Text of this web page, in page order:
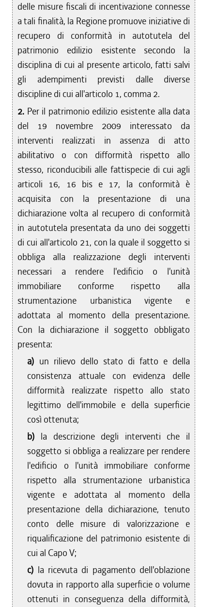
delle misure fiscali di incentivazione connesse
a tali finalità, la Regione promuove iniziative di
recupero di conformità in autotutela del
patrimonio edilizio esistente secondo la
disciplina di cui al presente articolo, fatti salvi
gli adempimenti previsti dalle diverse
discipline di cui all'articolo 1, comma 2.
2. Per il patrimonio edilizio esistente alla data
del 19 novembre 2009 interessato da
interventi realizzati in assenza di atto
abilitativo o con difformità rispetto allo
stesso, riconducibili alle fattispecie di cui agli
articoli 16, 16 bis e 17, la conformità è
acquisita con la presentazione di una
dichiarazione volta al recupero di conformità
in autotutela presentata da uno dei soggetti
di cui all'articolo 21, con la quale il soggetto si
obbliga alla realizzazione degli interventi
necessari a rendere l'edificio o l'unità
immobiliare conforme rispetto alla
strumentazione urbanistica vigente e
adottata al momento della presentazione.
Con la dichiarazione il soggetto obbligato
presenta:
a) un rilievo dello stato di fatto e della
consistenza attuale con evidenza delle
difformità realizzate rispetto allo stato
legittimo dell'immobile e della superficie
così ottenuta;
b) la descrizione degli interventi che il
soggetto si obbliga a realizzare per rendere
l'edificio o l'unità immobiliare conforme
rispetto alla strumentazione urbanistica
vigente e adottata al momento della
presentazione della dichiarazione, tenuto
conto delle misure di valorizzazione e
riqualificazione del patrimonio esistente di
cui al Capo V;
c) la ricevuta di pagamento dell'oblazione
dovuta in rapporto alla superficie o volume
ottenuti in conseguenza della difformità,